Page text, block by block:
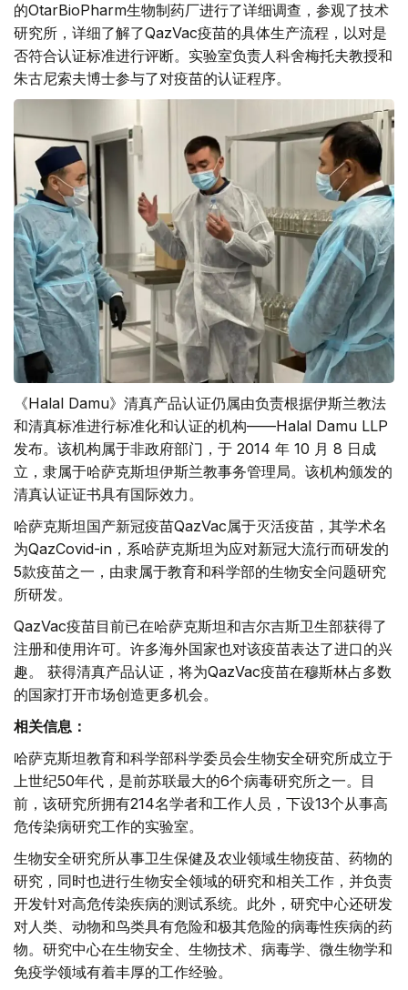
的OtarBioPharm生物制药厂进行了详细调查，参观了技术
研究所，详细了解了QazVac疫苗的具体生产流程，以对是
否符合认证标准进行评断。实验室负责人科舍梅托夫教授和
朱古尼索夫博士参与了对疫苗的认证程序。
《Halal Damu》清真产品认证仍属由负责根据伊斯兰教法
和清真标准进行标准化和认证的机构——Halal Damu LLP
发布。该机构属于非政府部门，于 2014 年 10 月 8 日成
立，隶属于哈萨克斯坦伊斯兰教事务管理局。该机构颁发的
清真认证证书具有国际效力。
哈萨克斯坦国产新冠疫苗QazVac属于灭活疫苗，其学术名
为QazCovid-in，系哈萨克斯坦为应对新冠大流行而研发的
5款疫苗之一，由隶属于教育和科学部的生物安全问题研究
所研发。
QazVac疫苗目前已在哈萨克斯坦和吉尔吉斯卫生部获得了
注册和使用许可。许多海外国家也对该疫苗表达了进口的兴
趣。 获得清真产品认证，将为QazVac疫苗在穆斯林占多数
的国家打开市场创造更多机会。
相关信息：
哈萨克斯坦教育和科学部科学委员会生物安全研究所成立于
上世纪50年代，是前苏联最大的6个病毒研究所之一。目
前，该研究所拥有214名学者和工作人员，下设13个从事高
危传染病研究工作的实验室。
生物安全研究所从事卫生保健及农业领域生物疫苗、药物的
研究，同时也进行生物安全领域的研究和相关工作，并负责
开发针对高危传染疾病的测试系统。此外，研究中心还研发
对人类、动物和鸟类具有危险和极其危险的病毒性疾病的药
物。研究中心在生物安全、生物技术、病毒学、微生物学和
免疫学领域有着丰厚的工作经验。